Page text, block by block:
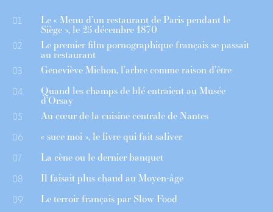
01 Le « Menu d’un restaurant de Paris pendant le
Siège », le 25 décembre 1870
02 Le premier film pornographique français se passait
au restaurant
03 Geneviève Michon, l’arbre comme raison d’être
04 Quand les champs de blé entraient au Musée
d’Orsay
05 Au cœur de la cuisine centrale de Nantes
06 « suce moi », le livre qui fait saliver
07 La cène ou le dernier banquet
08 Il faisait plus chaud au Moyen-âge
09 Le terroir français par Slow Food